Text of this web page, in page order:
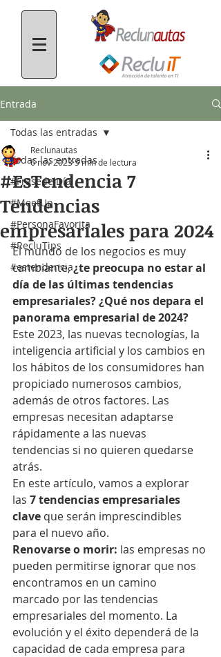
Entrada
Todas las entradas
#FrasedelDía
#MeetUp
#PersonaFavorita
#RecluTips
#estendencia
Todas las entradas
#EsTendencia 7
Tendencias
empresariales para 2024
Reclunautas
6 nov 20235 min de lectura
El mundo de los negocios es muy
cambiante, ¿te preocupa no estar al
día de las últimas tendencias
empresariales? ¿Qué nos depara el
panorama empresarial de 2024?
Este 2023, las nuevas tecnologías, la
inteligencia artificial y los cambios en
los hábitos de los consumidores han
propiciado numerosos cambios,
además de otros factores. Las
empresas necesitan adaptarse
rápidamente a las nuevas
tendencias si no quieren quedarse
atrás.
En este artículo, vamos a explorar
las 7 tendencias empresariales
clave que serán imprescindibles
para el nuevo año.
Renovarse o morir: las empresas no
pueden permitirse ignorar que nos
encontramos en un camino
marcado por las tendencias
empresariales del momento. La
evolución y el éxito dependerá de la
capacidad de cada empresa para